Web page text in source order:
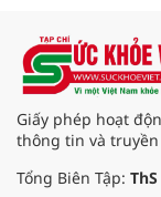
Giấy phép hoạt
thông tin và
Tổng Biên Tập: